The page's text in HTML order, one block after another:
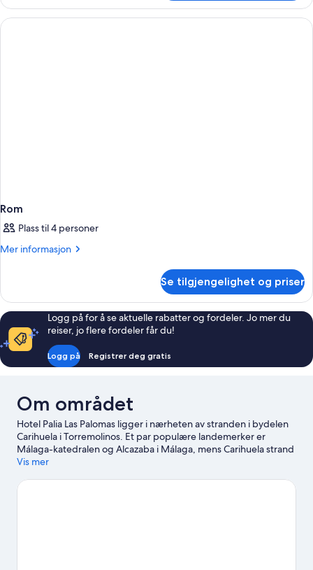
Rom
Plass til 4 personer
Mer informasjon
Mer
Se tilgjengelighet og priser
Logg på for å se aktuelle rabatter og fordeler. Jo mer du
reiser, jo flere fordeler får du!
Logg på Registrer deg gratis
Om området
Hotel Palia Las Palomas ligger i nærheten av stranden i bydelen
Carihuela i Torremolinos. Et par populære landemerker er
Málaga-katedralen og Alcazaba i Málaga, mens Carihuela strand
og Bajondillo-stranden kan friste med vakre naturomgivelser.
Krokodilleparken.
Vis mer